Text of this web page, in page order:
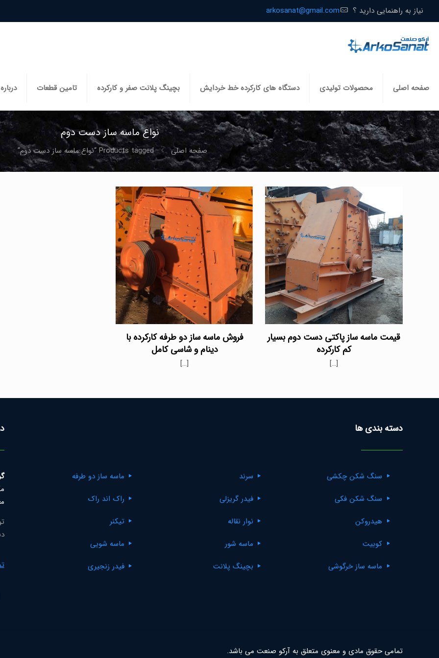
نیاز به راهنمایی دارید ؟ arkosanat@gmail.com
صفحه اصلی محصولات تولیدی دستگاه های کارکرده خط خردایش بچینگ پلانت صفر و کارکرده تامین قطعات
نواع ماسه ساز دست دوم
صفحه اصلی Products tagged “نواع ماسه ساز دست دوم”
قیمت ماسه ساز پاکتی دست دوم بسیار
کم کارکرده
[…]
فروش ماسه ساز دو طرفه کارکرده با
دینام و شاسی کامل
[…]
دسته بندی ها
سنگ شکن چکشی
سنگ شکن فکی
هیدروکن
کوبیت
ماسه ساز خرگوشی
سرند
فیدر گریزلی
نوار نقاله
ماسه شور
بچینگ پلانت
ماسه ساز دو طرفه
راک اند راک
تیکنر
ماسه شویی
فیدر زنجیری
تمامی حقوق مادی و معنوی متعلق به آرکو صنعت می باشد.